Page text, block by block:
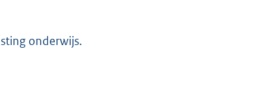
onderwijs.